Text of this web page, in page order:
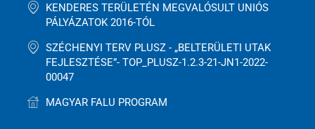
KENDERES TERÜLETÉN MEGVALÓSULT UNIÓS
PÁLYÁZATOK 2016-TÓL
SZÉCHENYI TERV PLUSZ - „BELTERÜLETI UTAK
FEJLESZTÉSE”- TOP_PLUSZ-1.2.3-21-JN1-2022-
00047
MAGYAR FALU PROGRAM